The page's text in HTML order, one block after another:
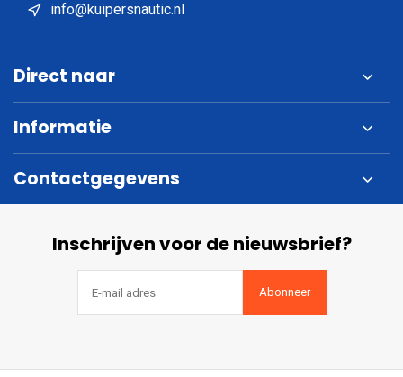
info@kuipersnautic.nl
Direct naar
Informatie
Contactgegevens
Inschrijven voor de nieuwsbrief?
Abonneer